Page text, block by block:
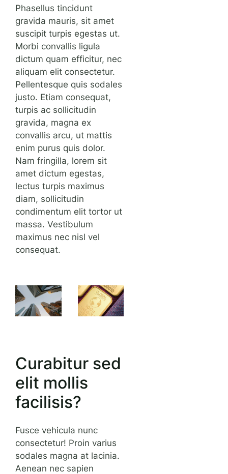
Phasellus tincidunt
gravida mauris, sit amet
suscipit turpis egestas ut.
Morbi convallis ligula
dictum quam efficitur, nec
aliquam elit consectetur.
Pellentesque quis sodales
justo. Etiam consequat,
turpis ac sollicitudin
gravida, magna ex
convallis arcu, ut mattis
enim purus quis dolor.
Nam fringilla, lorem sit
amet dictum egestas,
lectus turpis maximus
diam, sollicitudin
condimentum elit tortor ut
massa. Vestibulum
maximus nec nisl vel
consequat.
Curabitur sed
elit mollis
facilisis?
Fusce vehicula nunc
consectetur! Proin varius
sodales magna at lacinia.
Aenean nec sapien